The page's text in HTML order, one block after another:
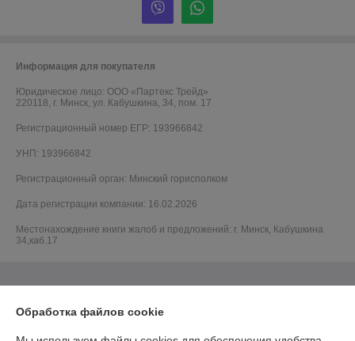
Информация для покупателя
Юридическое лицо: ООО «Партекс Трейд»
220118, г. Минск, ул. Кабушкина, 34, пом. 17
Регистрационный номер ЕГР: 193966842
УНП: 193966842
Регистрационный орган: Минский горисполком
Дата регистрации компании: 16.02.2026
Местонахождение книги жалоб и предложений: г. Минск, Кабушкина
34,каб.17
Обработка файлов cookie